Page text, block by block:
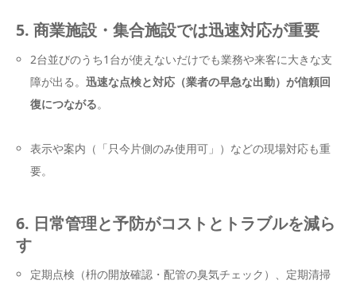
5. 商業施設・集合施設では迅速対応が重要
2台並びのうち1台が使えないだけでも業務や来客に大きな支
障が出る。迅速な点検と対応（業者の早急な出動）が信頼回
復につながる。
表示や案内（「只今片側のみ使用可」）などの現場対応も重
要。
6. 日常管理と予防がコストとトラブルを減ら
す
定期点検（枡の開放確認・配管の臭気チェック）、定期清掃